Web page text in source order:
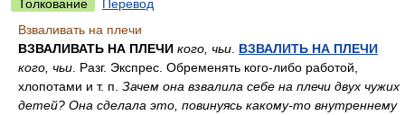
Толкование
Перевод
Взваливать на плечи
ВЗВАЛИВАТЬ НА ПЛЕЧИ кого, чьи ВЗВАЛИТЬ НА ПЛЕЧИ
кого, чьи . Разг. Экспрес. Обременять кого-либо работой,
хлопотами и т. п. Зачем она взвалила себе на плечи двух чужих
детей? Она сделала это, повинуясь какому-то внутреннему